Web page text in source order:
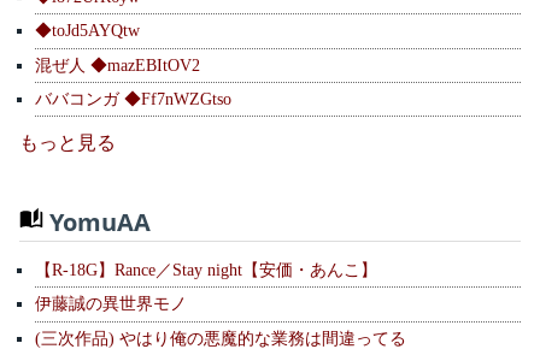
◆toJd5AYQtw
混ぜ人 ◆mazEBItOV2
ババコンガ ◆Ff7nWZGtso
もっと見る
YomuAA
【R-18G】Rance／Stay night【安価・あんこ】
伊藤誠の異世界モノ
(三次作品) やはり俺の悪魔的な業務は間違ってる